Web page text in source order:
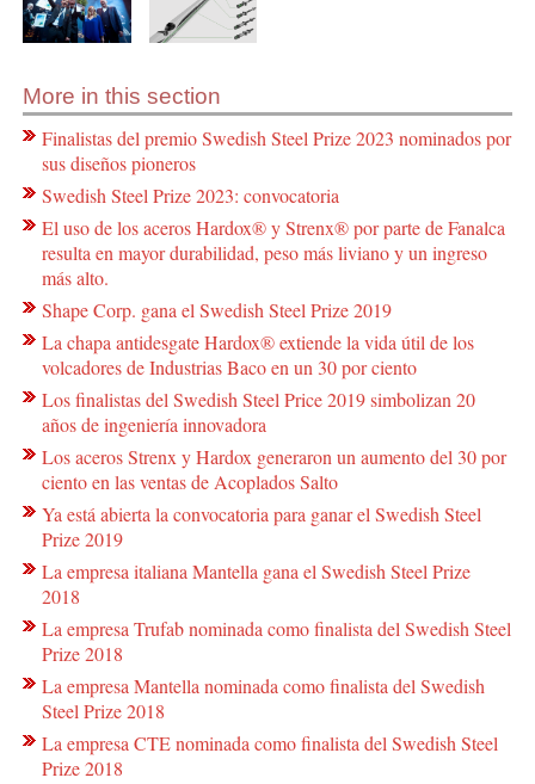
More in this section
Finalistas del premio Swedish Steel Prize 2023 nominados por
sus diseños pioneros
Swedish Steel Prize 2023: convocatoria
El uso de los aceros Hardox® y Strenx® por parte de Fanalca
resulta en mayor durabilidad, peso más liviano y un ingreso
más alto.
Shape Corp. gana el Swedish Steel Prize 2019
La chapa antidesgate Hardox® extiende la vida útil de los
volcadores de Industrias Baco en un 30 por ciento
Los finalistas del Swedish Steel Price 2019 simbolizan 20
años de ingeniería innovadora
Los aceros Strenx y Hardox generaron un aumento del 30 por
ciento en las ventas de Acoplados Salto
Ya está abierta la convocatoria para ganar el Swedish Steel
Prize 2019
La empresa italiana Mantella gana el Swedish Steel Prize
2018
La empresa Trufab nominada como finalista del Swedish Steel
Prize 2018
La empresa Mantella nominada como finalista del Swedish
Steel Prize 2018
La empresa CTE nominada como finalista del Swedish Steel
Prize 2018